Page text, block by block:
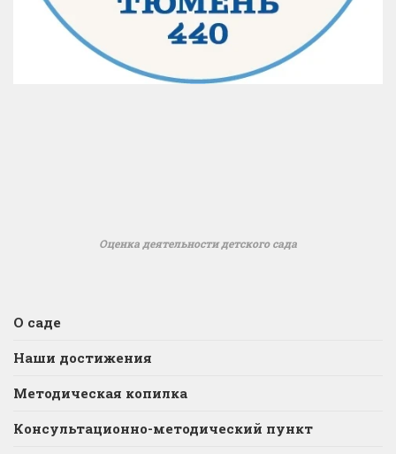
Оценка деятельности детского сада
О саде
Наши достижения
Методическая копилка
Консультационно-методический пункт